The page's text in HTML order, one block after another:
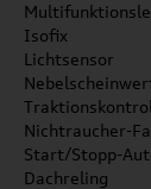
Isofix
Lichtsensor
Nichtraucher-
Start/Stopp-
Dachreling